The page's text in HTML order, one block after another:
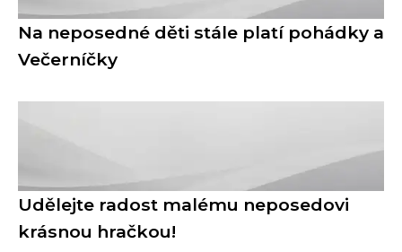
Na neposedné děti stále platí pohádky a
Večerníčky
Udělejte radost malému neposedovi
krásnou hračkou!